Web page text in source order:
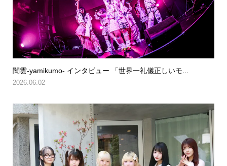
闇雲-yamikumo- インタビュー 「世界一礼儀正しいモ...
2026.06.02